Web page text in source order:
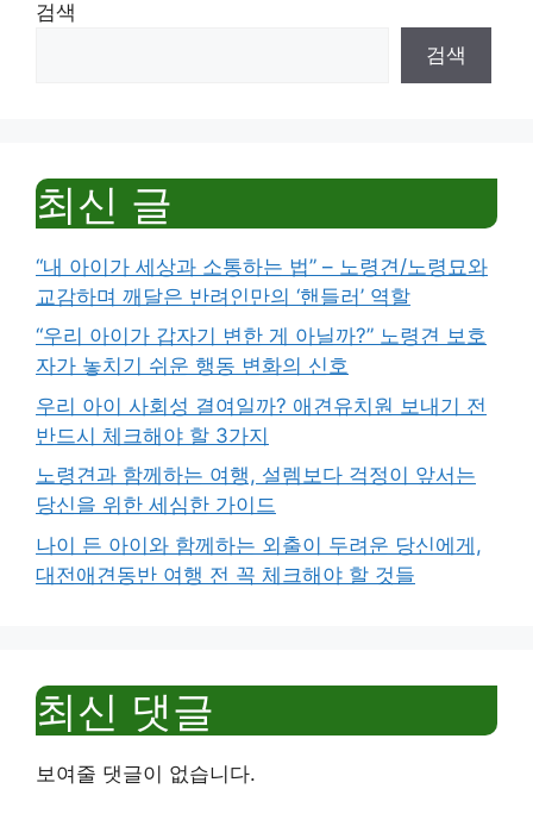
검색
검색
최신 글
“내 아이가 세상과 소통하는 법” – 노령견/노령묘와
교감하며 깨달은 반려인만의 ‘핸들러’ 역할
“우리 아이가 갑자기 변한 게 아닐까?” 노령견 보호
자가 놓치기 쉬운 행동 변화의 신호
우리 아이 사회성 결여일까? 애견유치원 보내기 전
반드시 체크해야 할 3가지
노령견과 함께하는 여행, 설렘보다 걱정이 앞서는
당신을 위한 세심한 가이드
나이 든 아이와 함께하는 외출이 두려운 당신에게,
대전애견동반 여행 전 꼭 체크해야 할 것들
최신 댓글
보여줄 댓글이 없습니다.